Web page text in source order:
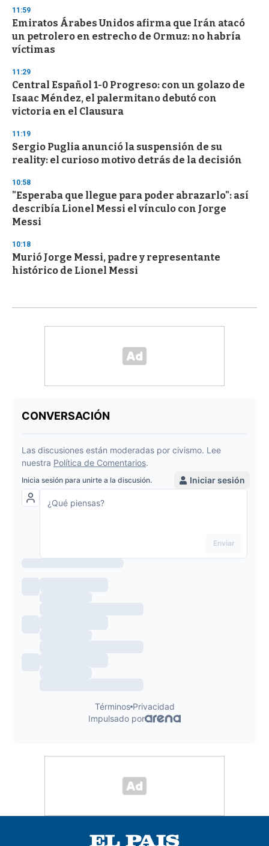
11:59
Emiratos Árabes Unidos afirma que Irán atacó
un petrolero en estrecho de Ormuz: no habría
víctimas
11:29
Central Español 1-0 Progreso: con un golazo de
Isaac Méndez, el palermitano debutó con
victoria en el Clausura
11:19
Sergio Puglia anunció la suspensión de su
reality: el curioso motivo detrás de la decisión
10:58
"Esperaba que llegue para poder abrazarlo": así
describía Lionel Messi el vínculo con Jorge
Messi
10:18
Murió Jorge Messi, padre y representante
histórico de Lionel Messi